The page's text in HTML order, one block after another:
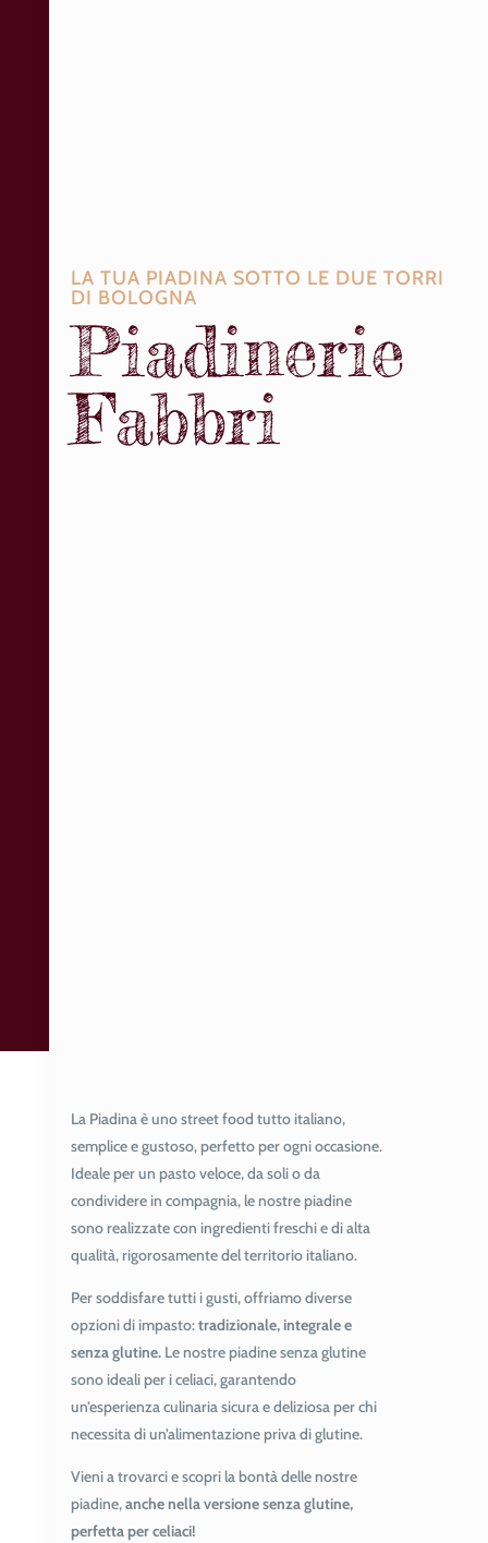
LA TUA PIADINA SOTTO LE DUE TORRI
DI BOLOGNA
Piadinerie
Fabbri
La Piadina è uno street food tutto italiano,
semplice e gustoso, perfetto per ogni occasione.
Ideale per un pasto veloce, da soli o da
condividere in compagnia, le nostre piadine
sono realizzate con ingredienti freschi e di alta
qualità, rigorosamente del territorio italiano.
Per soddisfare tutti i gusti, offriamo diverse
opzioni di impasto:tradizionale, integrale e
senza glutine.Le nostre piadine senza glutine
sono ideali per i celiaci, garantendo
un’esperienza culinaria sicura e deliziosa per chi
necessita di un’alimentazione priva di glutine.
Vieni a trovarci e scopri la bontà delle nostre
piadine,anche nella versione senza glutine,
perfetta per celiaci!